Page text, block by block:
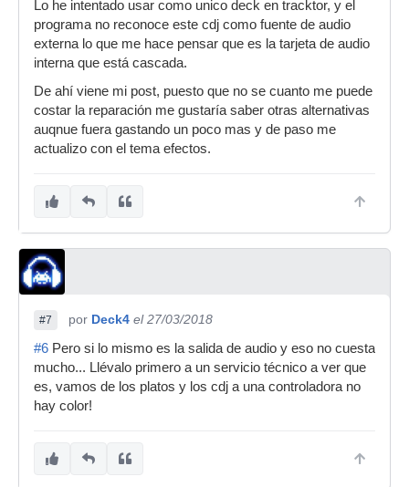
Lo he intentado usar como unico deck en tracktor, y el
programa no reconoce este cdj como fuente de audio
externa lo que me hace pensar que es la tarjeta de audio
interna que está cascada.
De ahí viene mi post, puesto que no se cuanto me puede
costar la reparación me gustaría saber otras alternativas
auqnue fuera gastando un poco mas y de paso me
actualizo con el tema efectos.
#7 por Deck4 el 27/03/2018
#6 Pero si lo mismo es la salida de audio y eso no cuesta
mucho... Llévalo primero a un servicio técnico a ver que
es, vamos de los platos y los cdj a una controladora no
hay color!